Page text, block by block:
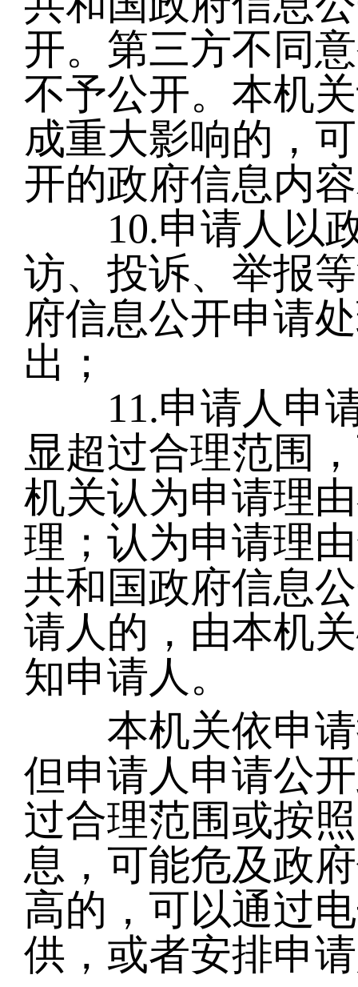
开。第三方不同
不予公开。本机
成重大影响的，
开的政府信息内
10.申请人以政
访、投诉、举报
府信息公开申请
出；
11.申请人申请
显超过合理范围
机关认为申请理
理；认为申请理
共和国政府信息
请人的，由本机
知申请人。
本机关依申请
但申请人申请公
过合理范围或按
息，可能危及政
高的，可以通过
供，或者安排申